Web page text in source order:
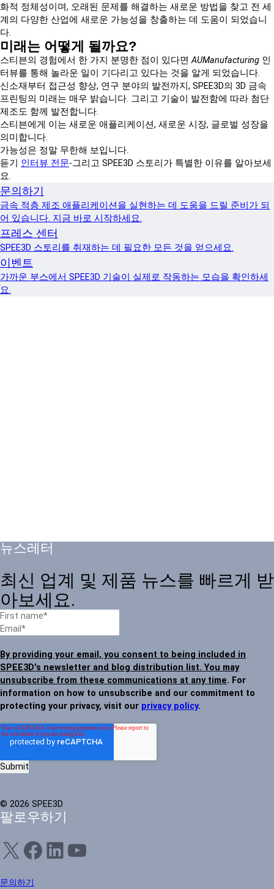
화적 정체성이며, 오래된 문제를 해결하는 새로운 방법을 찾고 전 세
계의 다양한 산업에 새로운 가능성을 창출하는 데 도움이 되었습니
다.
미래는 어떻게 될까요?
스티븐의 경험에서 한 가지 분명한 점이 있다면AUManufacturing 인
터뷰를 통해 놀라운 일이 기다리고 있다는 것을 알게 되었습니다.
신소재부터 접근성 향상, 연구 분야의 발전까지, SPEE3D의 3D 금속
프린팅의 미래는 매우 밝습니다. 그리고 기술이 발전함에 따라 첨단
제조도 함께 발전합니다.
스티븐에게 이는 새로운 애플리케이션, 새로운 시장, 글로벌 성장을
의미합니다.
가능성은 정말 무한해 보입니다.
듣기 인터뷰 전문-그리고 SPEE3D 스토리가 특별한 이유를 알아보세
요.
문의하기
금속 적층 제조 애플리케이션을 실현하는 데 도움을 드릴 준비가 되
어 있습니다. 지금 바로 시작하세요.
프레스 센터
SPEE3D 스토리를 취재하는 데 필요한 모든 것을 얻으세요.
이벤트
가까운 부스에서 SPEE3D 기술이 실제로 작동하는 모습을 확인하세
요.
뉴스레터
최신 업계 및 제품 뉴스를 빠르게 받
아보세요.
By providing your email, you consent to being included in
SPEE3D's newsletter and blog distribution list. You may
unsubscribe from these communications at any time. For
information on how to unsubscribe and our commitment to
protecting your privacy, visit our privacy policy.
© 2026 SPEE3D
팔로우하기
X Facebook LinkedIn YouTube
문의하기